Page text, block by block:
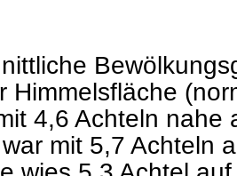
Himmelsfläche
4,6 Achteln nahe
mit 5,7 Achteln